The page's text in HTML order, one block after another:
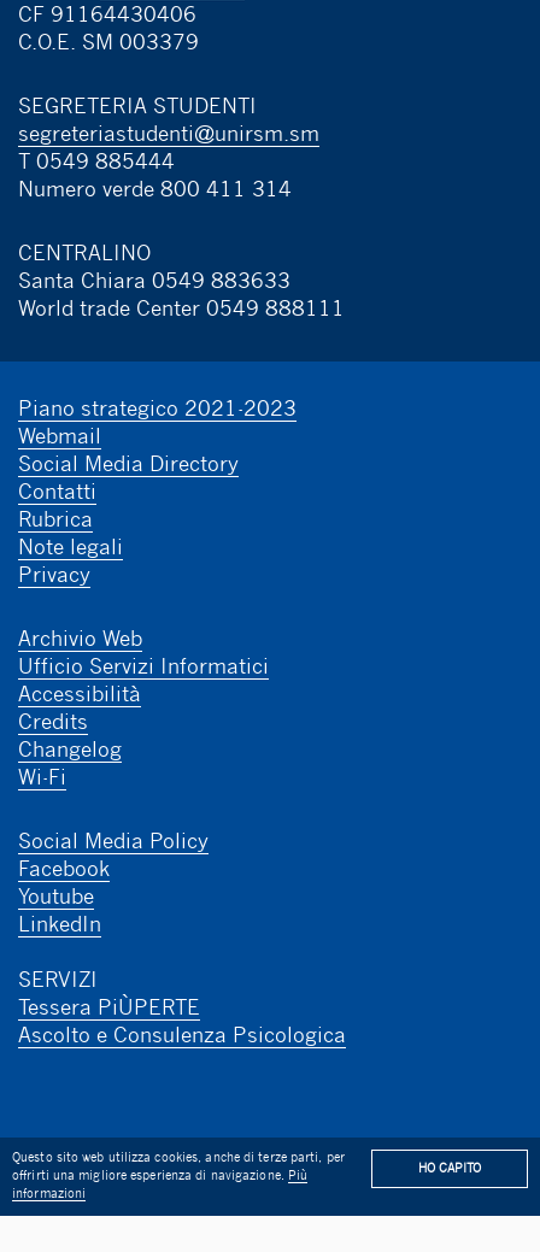
HO CAPITO
Questo sito web utilizza cookies, anche di terze parti, per
offrirti una migliore esperienza di navigazione. Più
informazioni
CF 91164430406
C.O.E. SM 003379
SEGRETERIA STUDENTI
segreteriastudenti@unirsm.sm
T 0549 885444
Numero verde 800 411 314
CENTRALINO
Santa Chiara 0549 883633
World trade Center 0549 888111
Piano strategico 2021-2023
Webmail
Social Media Directory
Contatti
Rubrica
Note legali
Privacy
Archivio Web
Ufficio Servizi Informatici
Accessibilità
Credits
Changelog
Wi-Fi
Social Media Policy
Facebook
Youtube
LinkedIn
SERVIZI
Tessera PiÙPERTE
Ascolto e Consulenza Psicologica
2022/2023 BANDO DI CONCORSO PER N. 1